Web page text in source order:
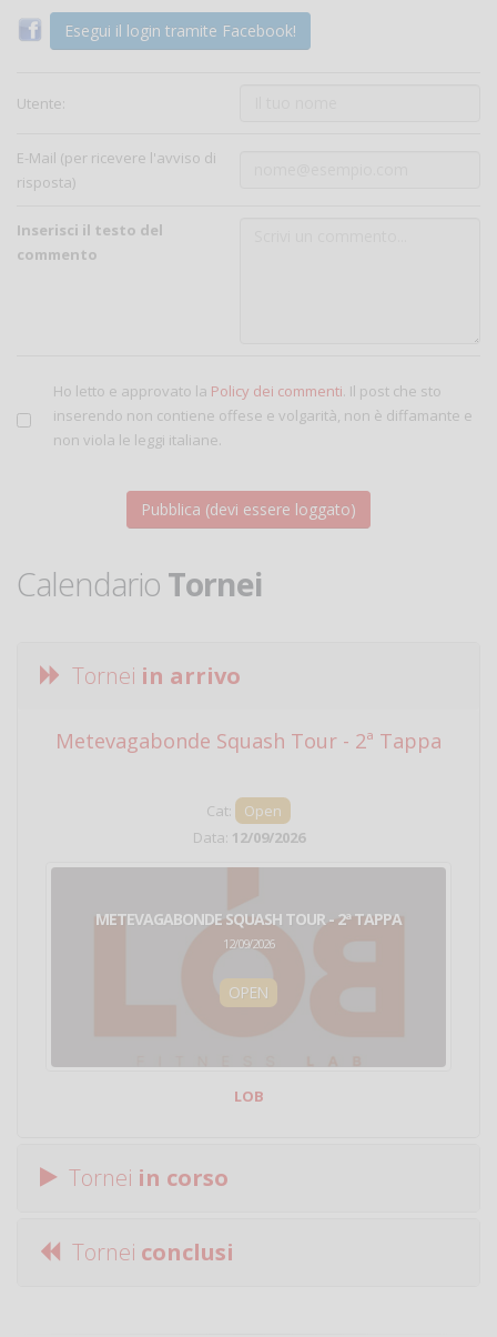
Esegui il login tramite Facebook!
Utente:
E-Mail (per ricevere l'avviso di
risposta)
Inserisci il testo del
commento
Ho letto e approvato la Policy dei commenti . Il post che sto
inserendo non contiene offese e volgarità, non è diffamante e
non viola le leggi italiane.
Calendario Tornei
Tornei in arrivo
Metevagabonde Squash Tour - 2ª Tappa
Cat:
Open
Data: 12/09/2026
METEVAGABONDE SQUASH TOUR - 2ª TAPPA
12/09/2026
OPEN
LOB
Tornei in corso
Tornei conclusi